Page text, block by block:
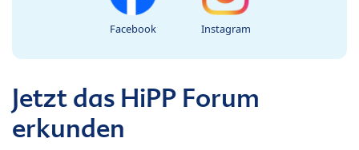
Facebook Instagram
Jetzt das HiPP Forum
erkunden